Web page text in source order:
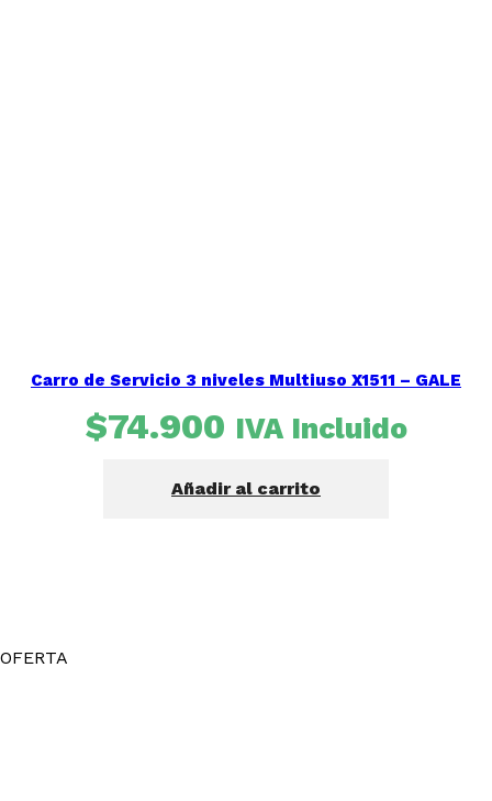
Carro de Servicio 3 niveles Multiuso X1511 – GALE
$74.900 IVA Incluido
Añadir al carrito
OFERTA